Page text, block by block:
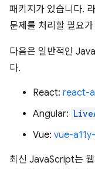
패키지가 있습니다.
문제를 처리할 필요
다음은 일반적인
다.
React: react-
Angular:
Vue: vue-
최신 JavaScript는